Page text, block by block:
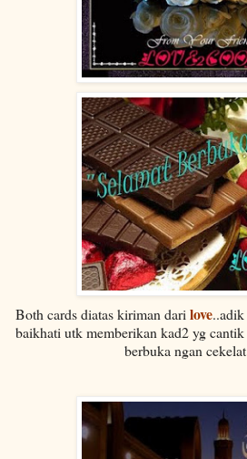
Both cards diatas kiriman dari love
baikhati utk memberikan kad2 yg
berbuka ngan